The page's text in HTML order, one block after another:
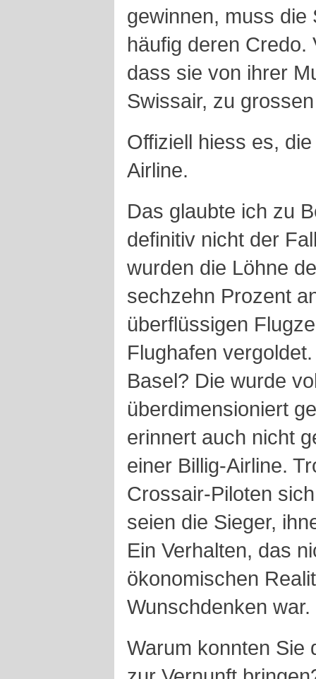
gewinnen, muss die
häufig deren Credo.
dass sie von ihrer
Swissair, zu
Offiziell hiess es,
Airline.
Das glaubte ich zu
definitiv nicht der
wurden die Löhne
sechzehn Prozent
überflüssigen
Flughafen
Basel? Die wurde
überdimensioniert
erinnert auch nicht
einer Billig-Airline.
Crossair-Piloten
seien die Sieger,
Ein Verhalten, das
ökonomischen
Wunschdenken war.
Warum konnten Sie